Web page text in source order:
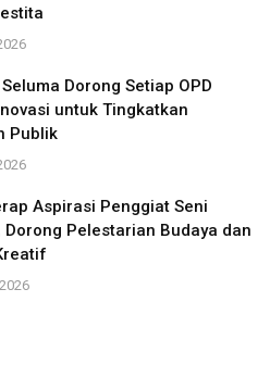
Dorong Setiap OPD
untuk Tingkatkan
Publik
Aspirasi Penggiat Seni
Dorong Pelestarian Budaya dan